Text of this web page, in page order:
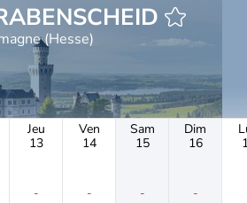
RABENSCHEID
(Hesse)
Jeu
13
-
Ven
14
-
Sam
15
-
Dim
16
-